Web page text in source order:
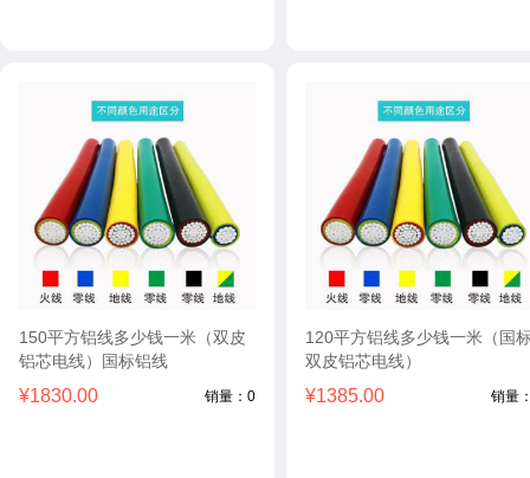
150平方铝线多少钱一米（双皮
铝芯电线）国标铝线
¥1830.00 销量：0
120平方铝线多少钱一米（国
双皮铝芯电线）
¥1385.00 销量